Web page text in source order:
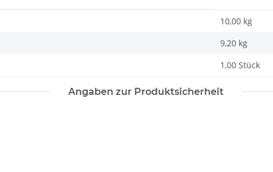
10,00 kg
9,20 kg
1,00 Stück
Angaben zur Produktsicherheit